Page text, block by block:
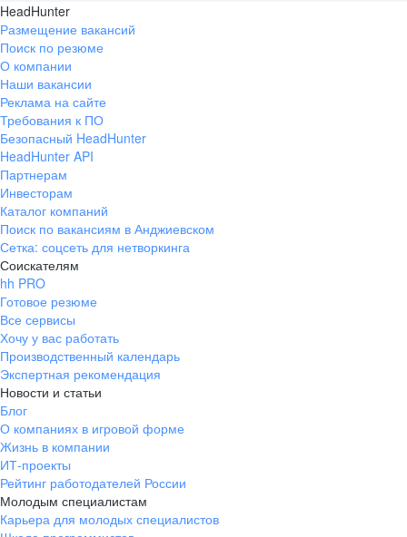
HeadHunter
Размещение вакансий
Поиск по резюме
О компании
Наши вакансии
Реклама на сайте
Требования к ПО
Безопасный HeadHunter
HeadHunter API
Партнерам
Инвесторам
Каталог компаний
Поиск по вакансиям в Анджиевском
Сетка: соцсеть для нетворкинга
Соискателям
hh PRO
Готовое резюме
Все сервисы
Хочу у вас работать
Производственный календарь
Экспертная рекомендация
Новости и статьи
Блог
О компаниях в игровой форме
Жизнь в компании
ИТ-проекты
Рейтинг работодателей России
Молодым специалистам
Карьера для молодых специалистов